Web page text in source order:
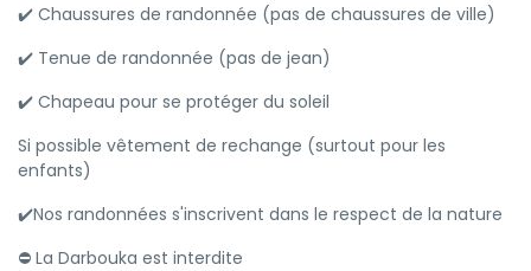
✔️ Chaussures de randonnée (pas de chaussures de ville)
✔️ Tenue de randonnée (pas de jean)
✔️ Chapeau pour se protéger du soleil
Si possible vêtement de rechange (surtout pour les
enfants)
✔️Nos randonnées s'inscrivent dans le respect de la nature
⛔ La Darbouka est interdite